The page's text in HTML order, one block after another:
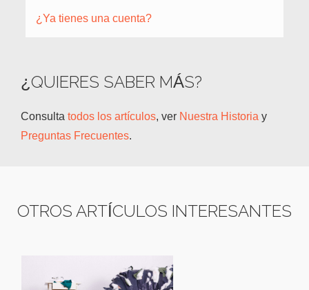
¿Ya tienes una cuenta?
¿QUIERES SABER MÁS?
Consulta todos los artículos, ver Nuestra Historia y
Preguntas Frecuentes.
OTROS ARTÍCULOS INTERESANTES